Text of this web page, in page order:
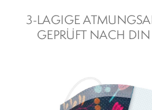
3-LAGIGE
GEPRÜFT NACH DIN